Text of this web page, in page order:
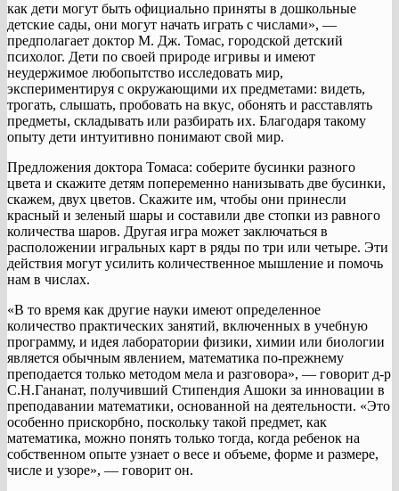
как дети могут быть официально приняты в дошкольные
детские сады, они могут начать играть с числами», —
предполагает доктор М. Дж. Томас, городской детский
психолог. Дети по своей природе игривы и имеют
неудержимое любопытство исследовать мир,
экспериментируя с окружающими их предметами: видеть,
трогать, слышать, пробовать на вкус, обонять и расставлять
предметы, складывать или разбирать их. Благодаря такому
опыту дети интуитивно понимают свой мир.
Предложения доктора Томаса: соберите бусинки разного
цвета и скажите детям попеременно нанизывать две бусинки,
скажем, двух цветов. Скажите им, чтобы они принесли
красный и зеленый шары и составили две стопки из равного
количества шаров. Другая игра может заключаться в
расположении игральных карт в ряды по три или четыре. Эти
действия могут усилить количественное мышление и помочь
нам в числах.
«В то время как другие науки имеют определенное
количество практических занятий, включенных в учебную
программу, и идея лаборатории физики, химии или биологии
является обычным явлением, математика по-прежнему
преподается только методом мела и разговора», — говорит д-р
С.Н.Гананат, получивший Стипендия Ашоки за инновации в
преподавании математики, основанной на деятельности. «Это
особенно прискорбно, поскольку такой предмет, как
математика, можно понять только тогда, когда ребенок на
собственном опыте узнает о весе и объеме, форме и размере,
числе и узоре», — говорит он.